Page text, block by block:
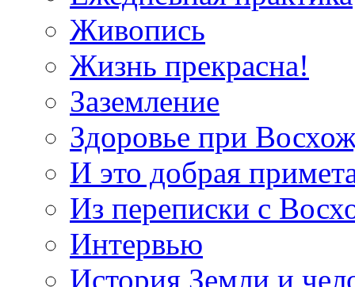
Живопись
Жизнь прекрасна!
Заземление
Здоровье при
И это добрая
Из переписки с
Интервью
История Земли и